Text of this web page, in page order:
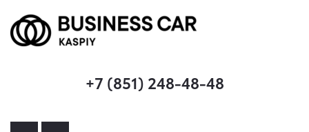
+7 (851) 248-48-48